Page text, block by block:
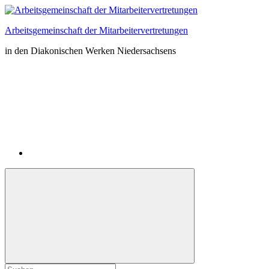
Zum
springen
Arbeitsgemeinschaft der Mitarbeitervertretungen
in den Diakonischen Werken Niedersachsens
Suchformular